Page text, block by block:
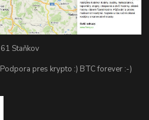
Staňkov
pres krypto :) BTC forever :-)